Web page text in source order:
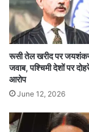
में एक सैन्य
इलाके को पूरी
अली शादमानी
स्टाफ नियुक्त
उन्हें कट्टरपंथी
रूसी तेल खरीद पर जयशंकर
जवाब, पश्चिमी देशों पर
आरोप
June 12, 2026